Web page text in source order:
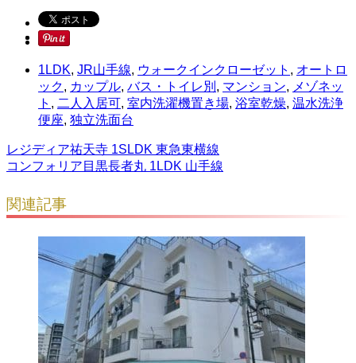
1LDK, JR山手線, ウォークインクローゼット , オートロ
ック, カップル, バス・トイレ別 , マンション, メゾネッ
ト , 二人入居可, 室内洗濯機置き場, 浴室乾燥, 温水洗浄
便座, 独立洗面台
レジディア祐天寺 1SLDK 東急東横線
コンフォリア目黒長者丸 1LDK 山手線
関連記事